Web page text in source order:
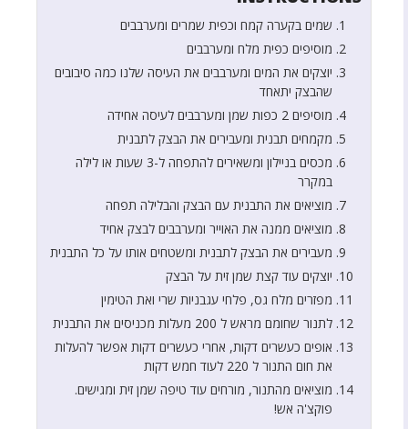
שמים בקערה קמח וכפית שמרים ומערבבים
מוסיפים כפית מלח ומערבבים
יוצקים את המים ומערבבים את העיסה שלנו כמה סיבובים
שהבצק יתאחד
מוסיפים 2 כפות שמן ומערבבים לעיסה אחידה
מקמחים תבנית ומעבירים את הבצק לתבנית
מכסים בניילון ומשאירים להתפחה ל-3 שעות או לילה
במקרר
מוציאים את התבנית עם הבצק והבלילה תפחה
מוציאים ממנה את האוייר ומערבבים לבצק אחיד
מעבירים את הבצק לתבנית ומשטחים אותו על כל התבנית
יוצקים עוד קצת שמן זית על הבצק
מפזרים מלח גס, פלחי עגבניות שרי ואת הטימין
לתנור שחומם מראש ל 200 מעלות מכניסים את התבנית
אופים כעשרים דקות, אחרי כעשרים דקות אפשר להעלות
את חום התנור ל 220 לעוד חמש דקות
מוציאים מהתנור, מורחים עוד טיפה שמן זית ומגישים.
פוקצ'ה אש!